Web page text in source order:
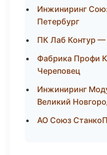
Инжиниринг
Петербург
ПК Лаб Контур —
Фабрика Профи
Череповец
Инжиниринг
Великий
АО Союз